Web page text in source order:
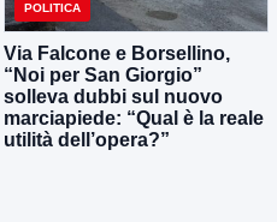
POLITICA
Via Falcone e Borsellino,
“Noi per San Giorgio”
solleva dubbi sul nuovo
marciapiede: “Qual è la reale
utilità dell’opera?”